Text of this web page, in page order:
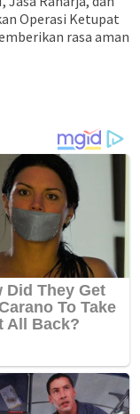
Operasi Ketupat
rasa aman